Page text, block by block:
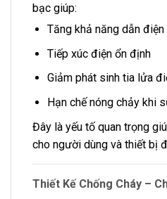
bạc giúp:
Tăng khả năng dẫn điện
Tiếp xúc điện ổn định
Giảm phát sinh tia lửa
Hạn chế nóng chảy khi
Đây là yếu tố quan trọng
cho người dùng và thiết bị
Thiết Kế Chống Cháy –